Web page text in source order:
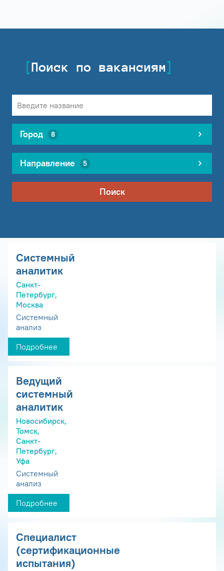
Поиск по вакансиям
Город 8
Направление 5
Поиск
Системный
аналитик
Санкт-
Петербург,
Москва
Системный
анализ
Подробнее
Ведущий
системный
аналитик
Новосибирск,
Томск,
Санкт-
Петербург,
Уфа
Системный
анализ
Подробнее
Специалист
(сертификационные
испытания)